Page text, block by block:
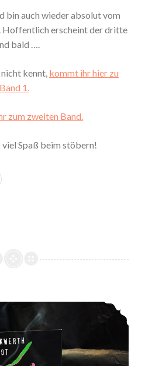
bin auch wieder absolut vom
Hoffentlich erscheint der dritte
bald ….
nicht kennt, kommt ihr hier zu
Band 1.
zum zweiten Band.
viel Spaß beim stöbern!
*Rezension* -> Pheromon von Rainer Wekwerth und Thariot